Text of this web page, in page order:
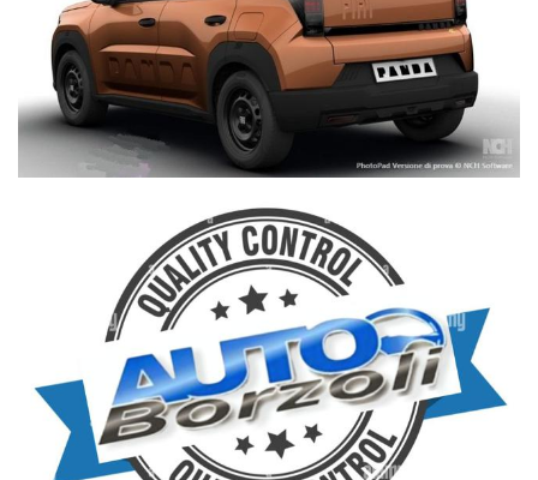
BoxTraffic
Sign Recognition
Vetri anteriori elettrici
Sistema di mantenimento della carreggiata
La ditta AUTOBORZOLI dedica molte risorse per il ripristino
dell'automobile prima della consegna, questo trattamento
evita all'acquirente futuro di dover recarsi presso officine
dovendo spendere altri soldi.
La ditta AUTOBORZOLI rilascerà un certificato di
attestazione dei lavori eseguiti e uno stato d'uso dell'auto al
momento dell'acquisto.
IGIENIZZIAMO, LAVIAMO E SANIFICHIAMO TUTTE LE AUTO
CON TRATTAMENTO CON OZONO, laviamo tutte le parti